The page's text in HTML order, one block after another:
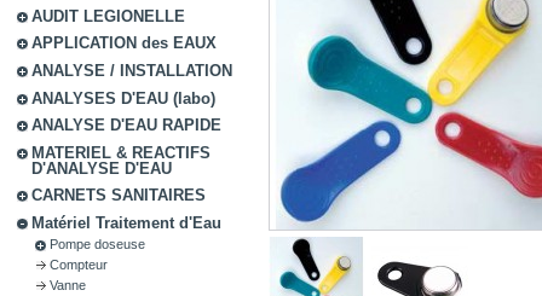
AUDIT LEGIONELLE
APPLICATION des EAUX
ANALYSE / INSTALLATION
ANALYSES D'EAU (labo)
ANALYSE D'EAU RAPIDE
MATERIEL & REACTIFS
D'ANALYSE D'EAU
CARNETS SANITAIRES
Matériel Traitement d'Eau
Pompe doseuse
Compteur
Vanne